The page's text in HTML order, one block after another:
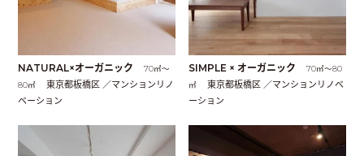
NATURAL×オーガニック
70㎡〜
80㎡
東京都板橋区 ／マンションリノ
ベーション
SIMPLE × オーガニック
70㎡〜80
㎡
東京都板橋区 ／マンションリノベ
ーション